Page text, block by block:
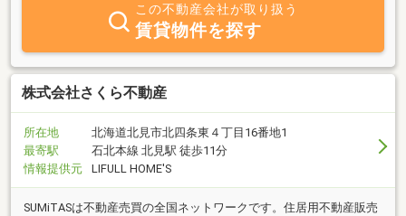
この不動産会社が取り扱う
賃貸物件を探す
株式会社さくら不動産
所在地
北海道北見市北四条東４丁目16番地1
最寄駅
石北本線 北見駅 徒歩11分
情報提供元
LIFULL HOME'S
SUMiTASは不動産売買の全国ネットワークです。住居用不動産販売